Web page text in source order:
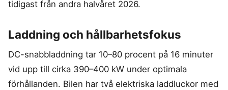
tidigast från andra halvåret 2026.
Laddning och hållbarhetsfokus
DC-snabbladdning tar 10–80 procent på 16 minuter
vid upp till cirka 390–400 kW under optimala
förhållanden. Bilen har två elektriska laddluckor med